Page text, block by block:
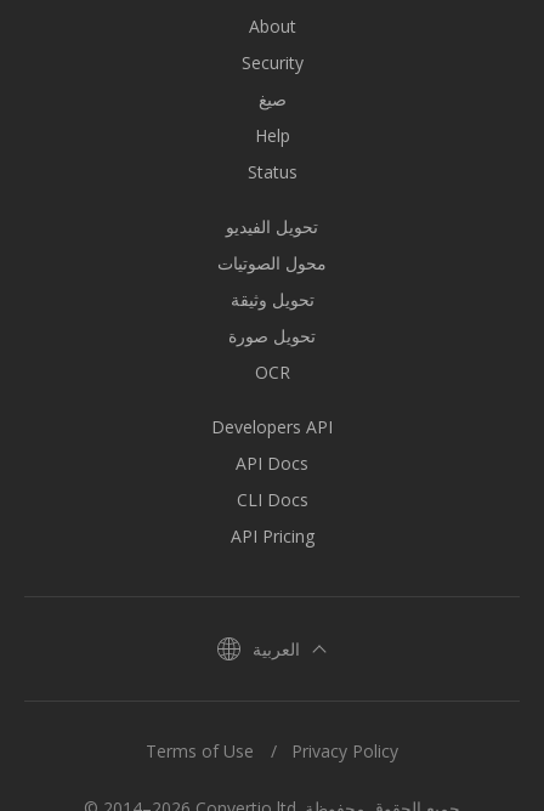
About
Security
صيغ
Help
Status
تحويل الفيديو
محول الصوتيات
تحويل وثيقة
تحويل صورة
OCR
Developers API
API Docs
CLI Docs
API Pricing
العربية
Terms of Use Privacy Policy